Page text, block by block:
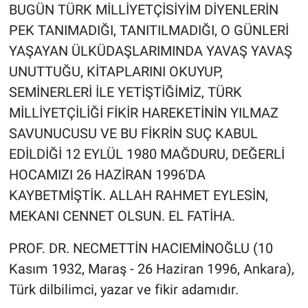
BUGÜN TÜRK MİLLİYETÇİSİYİM DİYENLERİN
PEK TANIMADIĞI, TANITILMADIĞI, O GÜNLERİ
YAŞAYAN ÜLKÜDAŞLARIMINDA YAVAŞ YAVAŞ
UNUTTUĞU, KİTAPLARINI OKUYUP,
SEMİNERLERİ İLE YETİŞTİĞİMİZ, TÜRK
MİLLİYETÇİLİĞİ FİKİR HAREKETİNİN YILMAZ
SAVUNUCUSU VE BU FİKRİN SUÇ KABUL
EDİLDİĞİ 12 EYLÜL 1980 MAĞDURU, DEĞERLİ
HOCAMIZI 26 HAZİRAN 1996'DA
KAYBETMİŞTİK. ALLAH RAHMET EYLESİN,
MEKANI CENNET OLSUN. EL FATİHA.
PROF. DR. NECMETTİN HACIEMİNOĞLU (10
Kasım 1932, Maraş - 26 Haziran 1996, Ankara),
Türk dilbilimci, yazar ve fikir adamıdır.